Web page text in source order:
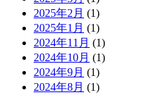
2025年2月 (1)
2025年1月 (1)
2024年11月 (1)
2024年10月 (1)
2024年9月 (1)
2024年8月 (1)